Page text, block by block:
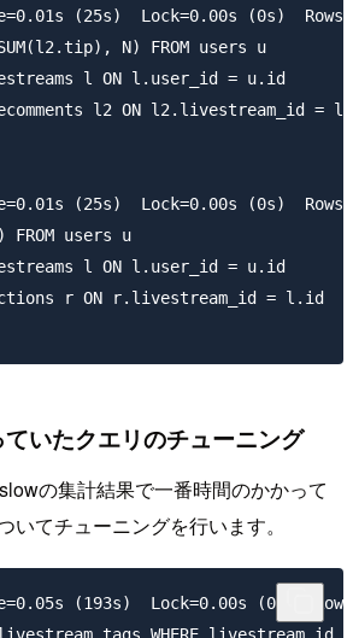
(25s)  Lock=0.00s (0s)
N) FROM users u
l ON l.user_id = u.id
l2 ON l2.livestream_id =
(25s)  Lock=0.00s (0s)
FROM users u
l ON l.user_id = u.id
r ON r.livestream_id = l.id
いたクエリのチューニング
の集計結果で一番時間のかかって
いてチューニングを行います。
(193s)  Lock=0.00s (0s)